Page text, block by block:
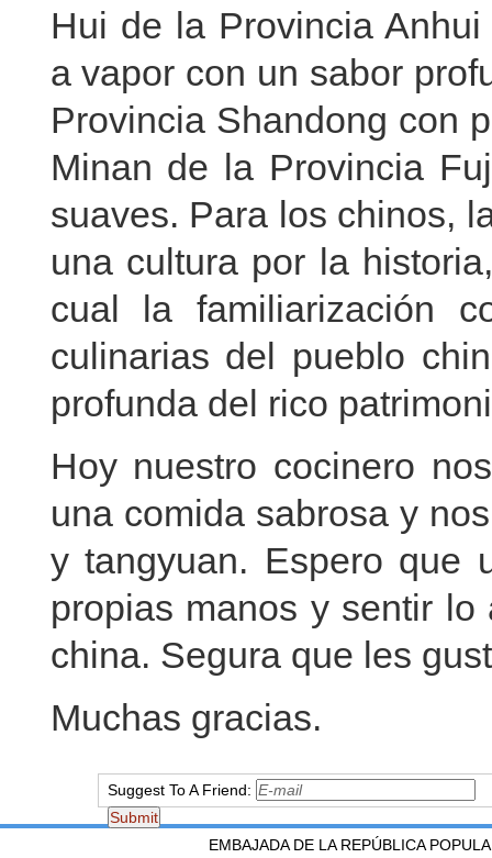
Hui de la Provincia
a vapor con un sabor
Provincia Shandong con
Minan de la Provincia
suaves. Para los chinos,
una cultura por la
cual la familiarización
culinarias del pueblo
profunda del rico
Hoy nuestro cocinero
una comida sabrosa y
y tangyuan. Espero que
propias manos y sentir
china. Segura que les
Muchas gracias.
Suggest To A Friend:
EMBAJADA DE LA REPÚBLICA